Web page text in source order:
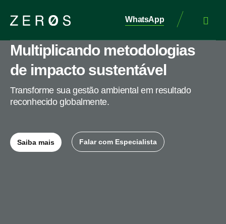
WhatsApp
Multiplicando metodologias
de impacto sustentável
Transforme sua gestão ambiental em resultado
reconhecido globalmente.
Saiba mais Falar com Especialista